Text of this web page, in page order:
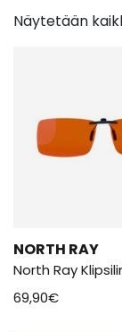
joilla voi olla suuri
halvinta tapaa
toimijat, jotka
laatu.
Näytetään
NORTH RAY
North Ray
69,90€